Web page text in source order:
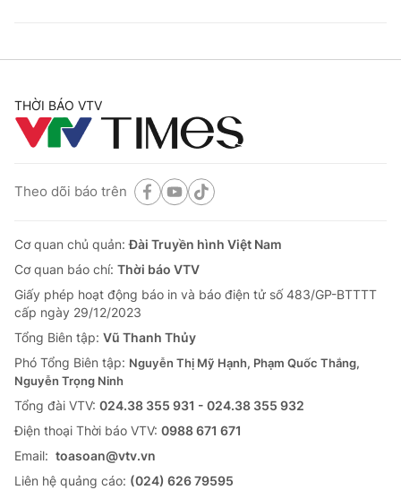
THỜI BÁO VTV
Theo dõi báo trên
Cơ quan chủ quản:Đài Truyền hình Việt Nam
Cơ quan báo chí: Thời báo VTV
Giấy phép hoạt động báo in và báo điện tử số 483/GP-BTTTT
cấp ngày 29/12/2023
Tổng Biên tập: Vũ Thanh Thủy
Phó Tổng Biên tập: Nguyễn Thị Mỹ Hạnh, Phạm Quốc Thắng,
Nguyễn Trọng Ninh
Tổng đài VTV: 024.38 355 931 - 024.38 355 932
Ðiện thoại Thời báo VTV: 0988 671 671
Email: toasoan@vtv.vn
Liên hệ quảng cáo: (024) 626 79595